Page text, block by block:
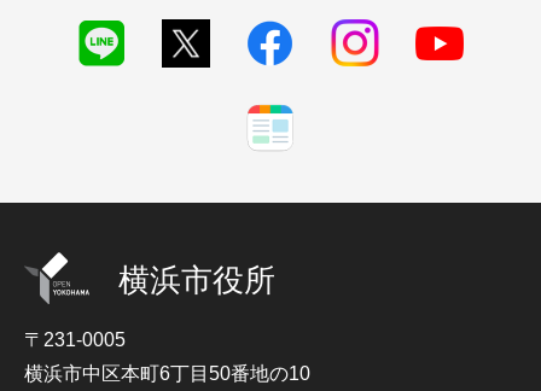
横浜市役所
〒231-0005
横浜市中区本町6丁目50番地の10